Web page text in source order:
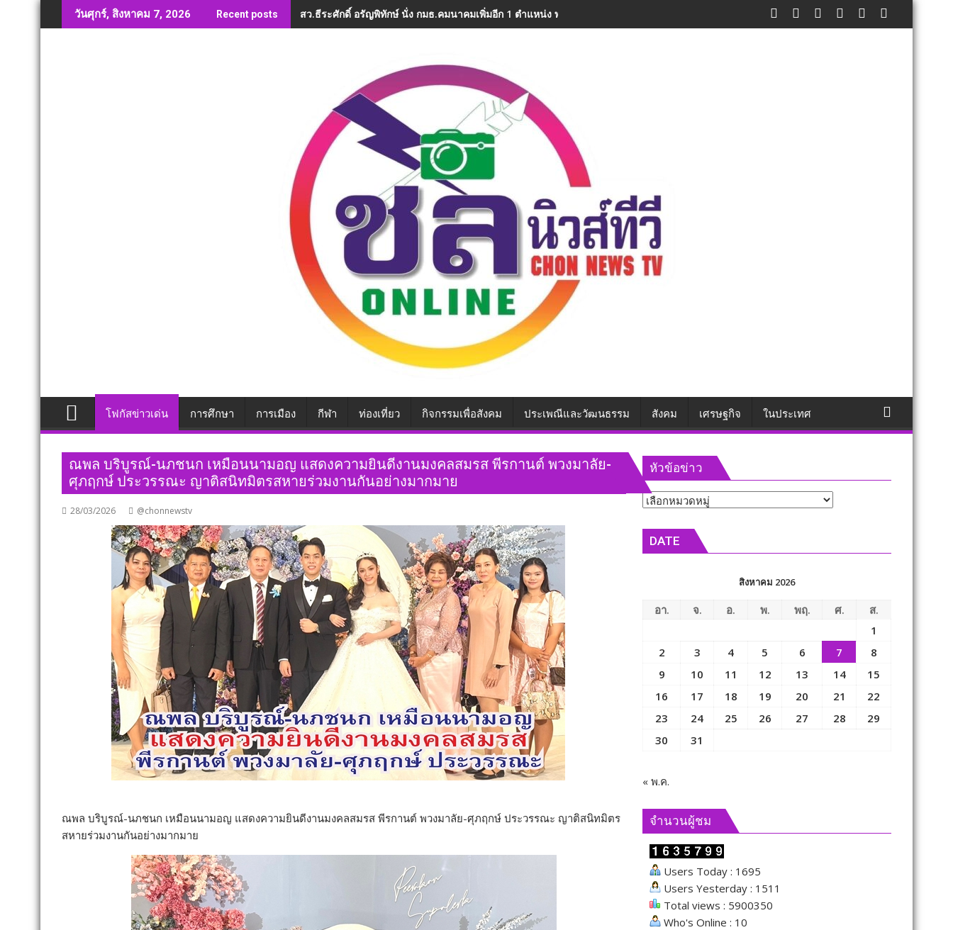
to
วันศุกร์, สิงหาคม 7, 2026 Recent posts สว.ธีระศักดิ์ อรัญพิทักษ์ นั่ง กมธ.คมนาคมเพิ่มอีก 1 ตำแหน่ง พร้อมลุยงานทันที
โฟกัสข่าวเด่น การศึกษา การเมือง กีฬา ท่องเที่ยว กิจกรรมเพื่อสังคม ประเพณีและวัฒนธรรม สังคม เศรษฐกิจ ในประเทศ
ณพล บริบูรณ์-นภชนก เหมือนนามอญ แสดงความยินดีงานมงคลสมรส พีรกานต์ พวงมาลัย-
ศุภฤกษ์ ประวรรณะ ญาติสนิทมิตรสหายร่วมงานกันอย่างมากมาย
28/03/2026 @chonnewstv
ณพล บริบูรณ์-นภชนก เหมือนนามอญ แสดงความยินดีงานมงคลสมรส พีรกานต์ พวงมาลัย-ศุภฤกษ์ ประวรรณะ ญาติสนิทมิตร
สหายร่วมงานกันอย่างมากมาย
หัวข้อข่าว
หัวข้อ
DATE
สิงหาคม 2026
อา. จ. อ. พ. พฤ. ศ.
ส.
1
2
3 4 5 6 7
8
9
10 11 12 13 14
15
16
17 18 19 20 21
22
23
24 25 26 27 28
29
30
31
« พ.ค.
จำนวนผู้ชม
Users Today : 1695
Users Yesterday : 1511
Total views : 5900350
Who's Online : 10